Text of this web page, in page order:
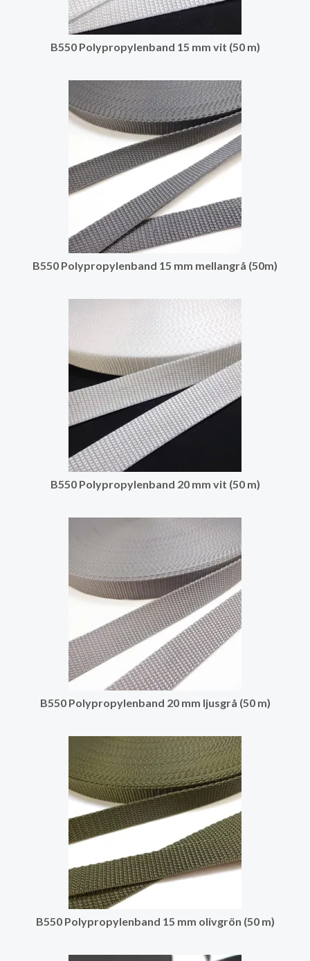
B550 Polypropylenband 15 mm vit (50 m)
B550 Polypropylenband 15 mm mellangrå (50m)
B550 Polypropylenband 20 mm vit (50 m)
B550 Polypropylenband 20 mm ljusgrå (50 m)
B550 Polypropylenband 15 mm olivgrön (50 m)